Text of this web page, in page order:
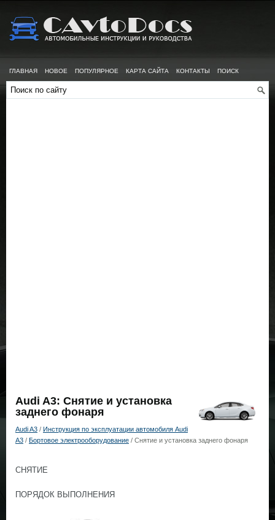
ГЛАВНАЯ НОВОЕ ПОПУЛЯРНОЕ КАРТА САЙТА КОНТАКТЫ ПОИСК
Audi A3: Снятие и установка
заднего фонаря
Audi A3 / Инструкция по эксплуатации автомобиля Audi
A3 / Бортовое электрооборудование / Снятие и установка заднего фонаря
СНЯТИЕ
ПОРЯДОК ВЫПОЛНЕНИЯ